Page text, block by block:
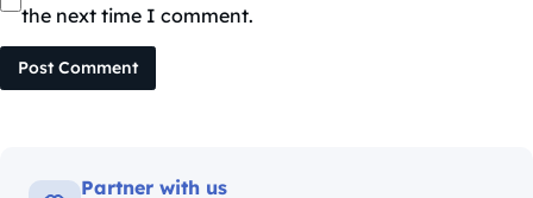
the next time I comment.
Post Comment
Partner with us